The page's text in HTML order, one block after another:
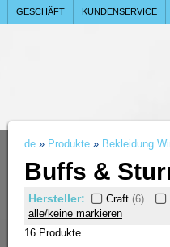
GESCHÄFT KUNDENSERVICE
de » Produkte » Bekleidung
Buffs &
Hersteller: Craft (6)
alle/keine markieren
16 Produkte